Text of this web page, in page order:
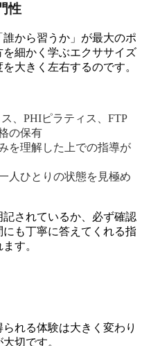
性
から習うか」が最大のポ
細かく学ぶエクササイズ
大きく左右するのです。
、PHIピラティス、FTP
の保有
を理解した上での指導が
人ひとりの状態を見極め
されているか、必ず確認
も丁寧に答えてくれる指
す。
れる体験は大きく変わり
切です。